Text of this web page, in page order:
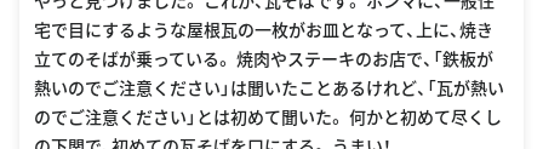
宅で目にするような屋根瓦の一枚がお皿となって、上に、焼き
立てのそばが乗っている。 焼肉やステーキのお店で、「鉄板が
熱いのでご注意ください」は聞いたことあるけれど、「瓦が熱い
のでご注意ください」とは初めて聞いた。 何かと初めて尽くし